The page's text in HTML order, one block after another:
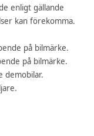
enligt gällande
kan förekomma.
på bilmärke.
på bilmärke.
demobilar.